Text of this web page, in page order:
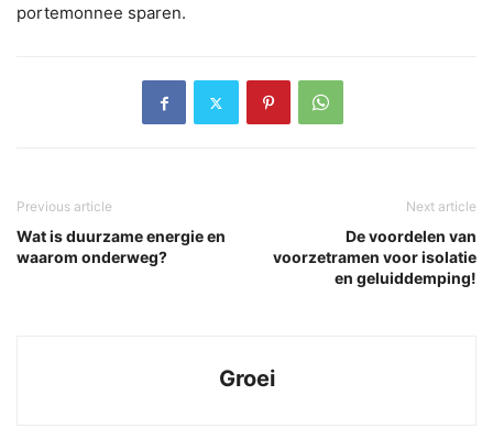
portemonnee sparen.
Previous article
Wat is duurzame energie en
waarom onderweg?
Next article
De voordelen van
voorzetramen voor isolatie
en geluiddemping!
Groei